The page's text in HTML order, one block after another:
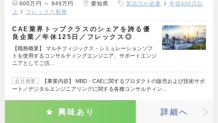
600万円 ～ 849万円 愛知県 英語力が必要
年収600万以
上
フレックス勤務
CAE業界トップクラスのシェアを誇る優
良企業／年休125日／フレックス◎
【職務概要】 マルチフィジックス・シミュレーションソフ
トを使用するコンサルティングエンジニア、サポートエンジ
ニアとしてご活…
会社概要
【事業内容】 MBD・CAEに関するプロダクトの販売および技術サポ
ート／デジタルエンジニアリングに関する各種コンサルティン…
興味あり 詳細へ